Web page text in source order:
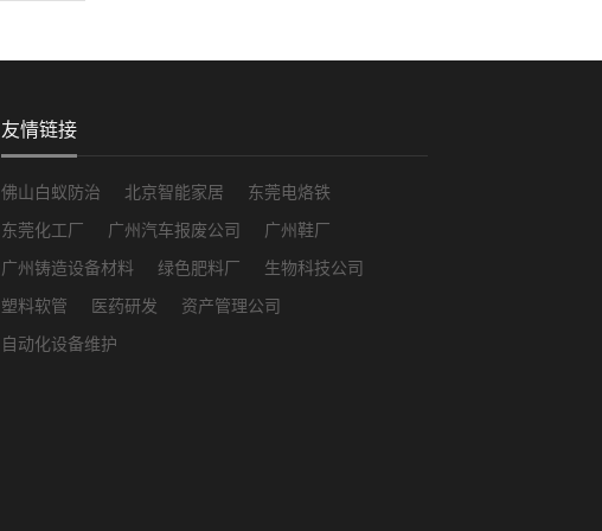
友情链接
佛山白蚁防治 北京智能家居 东莞电烙铁
东莞化工厂 广州汽车报废公司 广州鞋厂
广州铸造设备材料 绿色肥料厂 生物科技公司
塑料软管 医药研发 资产管理公司
自动化设备维护